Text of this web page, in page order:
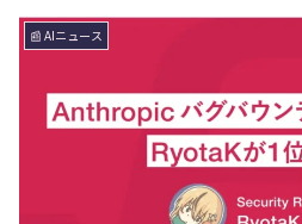
📰 AIニュース